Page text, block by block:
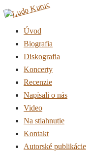
Preskočiť
obsah
Úvod
Biografia
Diskografia
Koncerty
Recenzie
Napísali o nás
Video
Na stiahnutie
Kontakt
Autorské publikácie